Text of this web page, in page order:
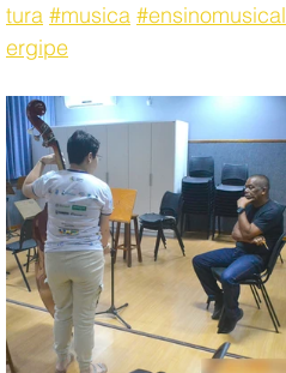
tura #musica #ensinomusical
ergipe